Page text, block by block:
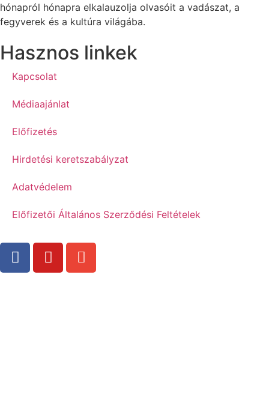
hónapról hónapra elkalauzolja olvasóit a vadászat, a
fegyverek és a kultúra világába.
Hasznos linkek
Kapcsolat
Médiaajánlat
Előfizetés
Hirdetési keretszabályzat
Adatvédelem
Előfizetői Általános Szerződési Feltételek